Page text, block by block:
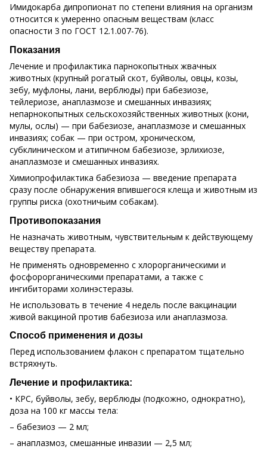
Имидокарба дипропионат по степени влияния на организм
относится к умеренно опасным веществам (класс
опасности 3 по ГОСТ 12.1.007-76).
Показания
Лечение и профилактика парнокопытных жвачных
животных (крупный рогатый скот, буйволы, овцы, козы,
зебу, муфлоны, лани, верблюды) при бабезиозе,
тейлериозе, анаплазмозе и смешанных инвазиях;
непарнокопытных сельскохозяйственных животных (кони,
мулы, ослы) — при бабезиозе, анаплазмозе и смешанных
инвазиях; собак — при остром, хроническом,
субклиническом и атипичном бабезиозе, эрлихиозе,
анаплазмозе и смешанных инвазиях.
Химиопрофилактика бабезиоза — введение препарата
сразу после обнаружения впившегося клеща и животным из
группы риска (охотничьим собакам).
Противопоказания
Не назначать животным, чувствительным к действующему
веществу препарата.
Не применять одновременно с хлорорганическими и
фосфорорганическими препаратами, а также с
ингибиторами холинэстеразы.
Не использовать в течение 4 недель после вакцинации
живой вакциной против бабезиоза или анаплазмоза.
Способ применения и дозы
Перед использованием флакон с препаратом тщательно
встряхнуть.
Лечение и профилактика:
• КРС, буйволы, зебу, верблюды (подкожно, однократно),
доза на 100 кг массы тела:
– бабезиоз — 2 мл;
– анаплазмоз, смешанные инвазии — 2,5 мл;